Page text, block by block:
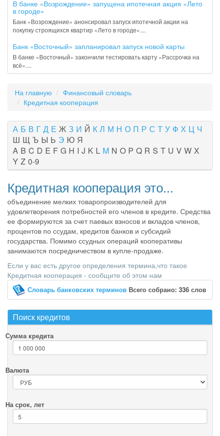
В банке «Возрождение» запущена ипотечная акция «Лето
в городе»
Банк «Возрождение» анонсировал запуск ипотечной акции на
покупку строящихся квартир «Лето в городе»....
Банк «Восточный» запланировал запуск новой карты
В банке «Восточный» закончили тестировать карту «Рассрочка на
всё»....
На главную
Финансовый словарь
Кредитная кооперация
А Б В Г Д Е Ж З И Й К Л М Н О П Р С Т У Ф Х Ц Ч
Ш Щ Ъ Ы Ь Э Ю Я
A B C D E F G H I J K L M N O P Q R S T U V W X
Y Z 0-9
Кредитная кооперация это...
объединение мелких товаропроизводителей для
удовлетворения потребностей его членов в кредите. Средства
ее формируются за счет паевых взносов и вкладов членов,
процентов по ссудам, кредитов банков и субсидий
государства. Помимо ссудных операций кооперативы
занимаются посредничеством в купле-продаже.
Если у вас есть другое определения термина,что такое
Кредитная кооперация - сообщите об этом нам
Словарь банковских терминов Всего собрано: 336 слов
Поиск кредитов
Сумма кредита
Валюта
На срок, лет